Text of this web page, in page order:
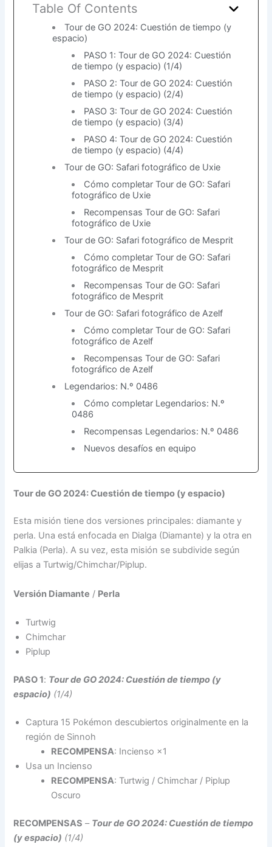
Table Of Contents
Tour de GO 2024: Cuestión de tiempo (y
espacio)
PASO 1: Tour de GO 2024: Cuestión
de tiempo (y espacio) (1/4)
PASO 2: Tour de GO 2024: Cuestión
de tiempo (y espacio) (2/4)
PASO 3: Tour de GO 2024: Cuestión
de tiempo (y espacio) (3/4)
PASO 4: Tour de GO 2024: Cuestión
de tiempo (y espacio) (4/4)
Tour de GO: Safari fotográfico de Uxie
Cómo completar Tour de GO: Safari
fotográfico de Uxie
Recompensas Tour de GO: Safari
fotográfico de Uxie
Tour de GO: Safari fotográfico de Mesprit
Cómo completar Tour de GO: Safari
fotográfico de Mesprit
Recompensas Tour de GO: Safari
fotográfico de Mesprit
Tour de GO: Safari fotográfico de Azelf
Cómo completar Tour de GO: Safari
fotográfico de Azelf
Recompensas Tour de GO: Safari
fotográfico de Azelf
Legendarios: N.º 0486
Cómo completar Legendarios: N.º
0486
Recompensas Legendarios: N.º 0486
Nuevos desafíos en equipo
Tour de GO 2024: Cuestión de tiempo (y espacio)
Esta misión tiene dos versiones principales: diamante y
perla. Una está enfocada en Dialga (Diamante) y la otra en
Palkia (Perla). A su vez, esta misión se subdivide según
elijas a Turtwig/Chimchar/Piplup.
Versión Diamante / Perla
Turtwig
Chimchar
Piplup
PASO 1: Tour de GO 2024: Cuestión de tiempo (y
espacio) (1/4)
Captura 15 Pokémon descubiertos originalmente en la
región de Sinnoh
RECOMPENSA: Incienso ×1
Usa un Incienso
RECOMPENSA: Turtwig / Chimchar / Piplup
Oscuro
RECOMPENSAS – Tour de GO 2024: Cuestión de tiempo
(y espacio) (1/4)